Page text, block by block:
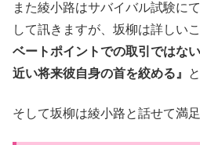
また綾小路はサバイバル試験に
して訊きますが、坂柳は詳しい
ベートポイントでの取引ではない
近い将来彼自身の首を絞める』
そして坂柳は綾小路と話せて満